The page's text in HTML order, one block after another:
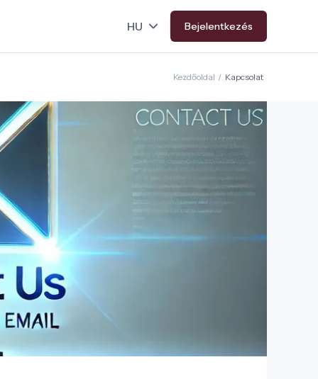
Bejelentkezés
Kezdőoldal / Kapcsolat